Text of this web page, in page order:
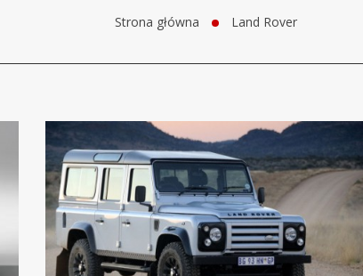
Strona główna Land Rover